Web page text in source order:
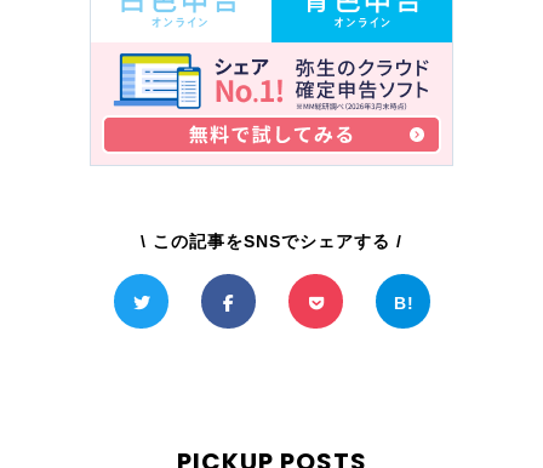
\ この記事をSNSでシェアする /